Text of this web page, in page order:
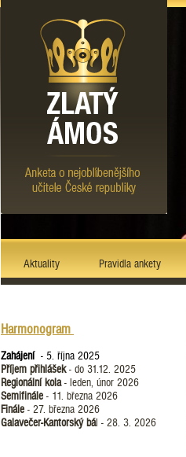
Aktuality Pravidla ankety
Harmonogram
Zahájení - 5. října 2025
Příjem přihlášek- do 31.12. 2025
Regionální kola- leden, únor 2026
Semifinále - 11. března 2026
Finále - 27. března 2026
Galavečer-Kantorský bál - 28. 3. 2026